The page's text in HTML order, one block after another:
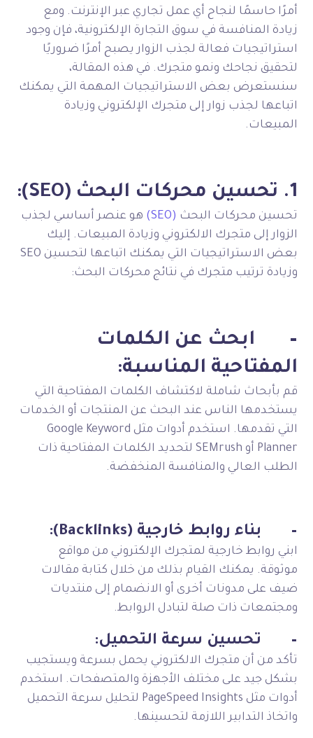
أمرًا حاسمًا لنجاح أي عمل تجاري عبر الإنترنت. ومع
زيادة المنافسة في سوق التجارة الإلكترونية، فإن وجود
استراتيجيات فعالة لجذب الزوار يصبح أمرًا ضروريًا
لتحقيق نجاحك ونمو متجرك. في هذه المقالة،
سنستعرض بعض الاستراتيجيات المهمة التي يمكنك
اتباعها لجذب زوار إلى متجرك الإلكتروني وزيادة
المبيعات.
1. تحسين محركات البحث (SEO):
تحسين محركات البحث (SEO)
هو عنصر أساسي لجذب
الزوار إلى متجرك الالكتروني وزيادة المبيعات. إليك
بعض الاستراتيجيات التي يمكنك اتباعها لتحسين SEO
وزيادة ترتيب متجرك في نتائج محركات البحث:
–
ابحث عن الكلمات
المفتاحية المناسبة:
قم بأبحاث شاملة لاكتشاف الكلمات المفتاحية التي
يستخدمها الناس عند البحث عن المنتجات أو الخدمات
التي تقدمها. استخدم أدوات مثل Google Keyword
Planner أو SEMrush لتحديد الكلمات المفتاحية ذات
الطلب العالي والمنافسة المنخفضة.
– بناء روابط خارجية (Backlinks):
ابني روابط خارجية لمتجرك الإلكتروني من مواقع
موثوقة. يمكنك القيام بذلك من خلال كتابة مقالات
ضيف على مدونات أخرى أو الانضمام إلى منتديات
ومجتمعات ذات صلة لتبادل الروابط.
– تحسين سرعة التحميل:
تأكد من أن متجرك الالكتروني يحمل بسرعة ويستجيب
بشكل جيد على مختلف الأجهزة والمتصفحات. استخدم
أدوات مثل PageSpeed Insights لتحليل سرعة التحميل
واتخاذ التدابير اللازمة لتحسينها.